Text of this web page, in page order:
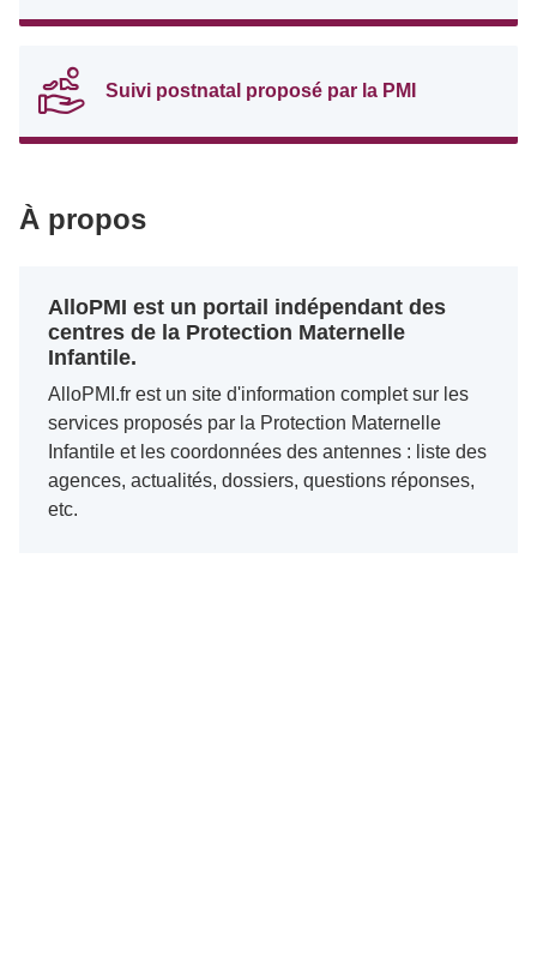
Suivi postnatal proposé par la PMI
À propos
AlloPMI est un portail indépendant des
centres de la Protection Maternelle
Infantile.
AlloPMI.fr est un site d'information complet sur les
services proposés par la Protection Maternelle
Infantile et les coordonnées des antennes : liste des
agences, actualités, dossiers, questions réponses,
etc.